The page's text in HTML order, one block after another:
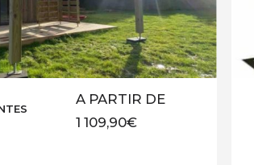
A PARTIR DE
1 109,90€